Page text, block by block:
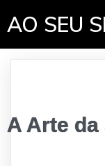
AO SEU
A Arte